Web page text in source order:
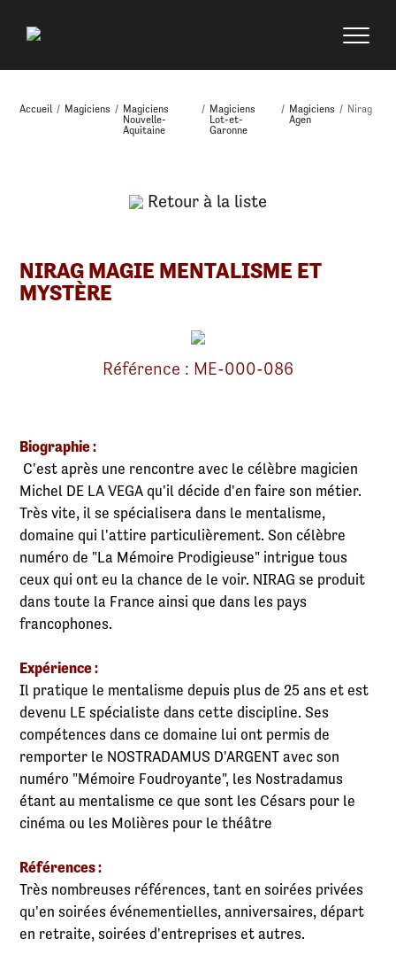
Accueil / Magiciens / Magiciens
Nouvelle-
Aquitaine
/ Magiciens
Lot-et-
Garonne
/ Magiciens
Agen
/ Nirag
Retour à la liste
NIRAG MAGIE MENTALISME ET
MYSTÈRE
Référence : ME-000-086
Biographie :
C'est après une rencontre avec le célèbre magicien
Michel DE LA VEGA qu'il décide d'en faire son métier.
Très vite, il se spécialisera dans le mentalisme,
domaine qui l'attire particulièrement. Son célèbre
numéro de "La Mémoire Prodigieuse" intrigue tous
ceux qui ont eu la chance de le voir. NIRAG se produit
dans toute la France ainsi que dans les pays
francophones.
Expérience :
Il pratique le mentalisme depuis plus de 25 ans et est
devenu LE spécialiste dans cette discipline. Ses
compétences dans ce domaine lui ont permis de
remporter le NOSTRADAMUS D'ARGENT avec son
numéro "Mémoire Foudroyante", les Nostradamus
étant au mentalisme ce que sont les Césars pour le
cinéma ou les Molières pour le théâtre
Références :
Très nombreuses références, tant en soirées privées
qu'en soirées événementielles, anniversaires, départ
en retraite, soirées d'entreprises et autres.